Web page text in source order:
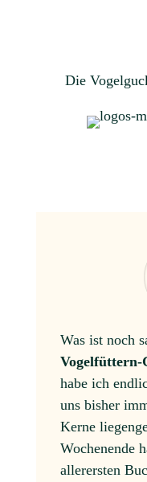
Die
Was ist noch
Vogelfüttern-
habe ich
uns bisher
Kerne
Wochenende
allerersten